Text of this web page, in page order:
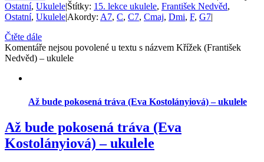
Ostatní, Ukulele|Štítky: 15. lekce ukulele, František Nedvěd,
Ostatní, Ukulele|Akordy: A7, C, C7, Cmaj, Dmi, F, G7|
Čtěte dále
Komentáře nejsou povolené u textu s názvem Křížek (František
Nedvěd) – ukulele
Až bude pokosená tráva (Eva Kostolányiová) – ukulele
Až bude pokosená tráva (Eva
Kostolányiová) – ukulele